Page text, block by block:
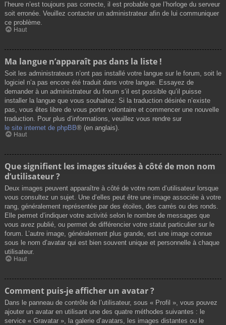
l’heure n’est toujours pas correcte, il est probable que l’horloge du serveur
soit erronée. Veuillez contacter un administrateur afin de lui communiquer
ce problème.
Haut
Ma langue n’apparaît pas dans la liste !
Soit les administrateurs n’ont pas installé votre langue sur le forum, soit le
logiciel n’a pas encore été traduit dans votre langue. Essayez de
demander à un administrateur du forum s’il est possible qu’il puisse
installer la langue que vous souhaitez. Si la traduction désirée n’existe
pas, vous êtes libre de vous porter volontaire et commencer une nouvelle
traduction. Pour plus d’informations, veuillez vous rendre sur
le site internet de phpBB® (en anglais).
Haut
Que signifient les images situées à côté de mon nom
d’utilisateur ?
Deux images peuvent apparaître à côté de votre nom d’utilisateur lorsque
vous consultez un sujet. Une d’elles peut être une image associée à votre
rang, généralement représentée par des étoiles, des carrés ou des ronds.
Elle permet d’indiquer votre activité selon le nombre de messages que
vous avez publié, ou permet de différencier votre statut particulier sur le
forum. L’autre image, généralement plus grande, est une image connue
sous le nom d’avatar qui est bien souvent unique et personnelle à chaque
utilisateur.
Haut
Comment puis-je afficher un avatar ?
Dans le panneau de contrôle de l’utilisateur, sous « Profil », vous pouvez
ajouter un avatar en utilisant une des quatre méthodes suivantes : le
service « Gravatar », la galerie d’avatars, les images distantes ou le